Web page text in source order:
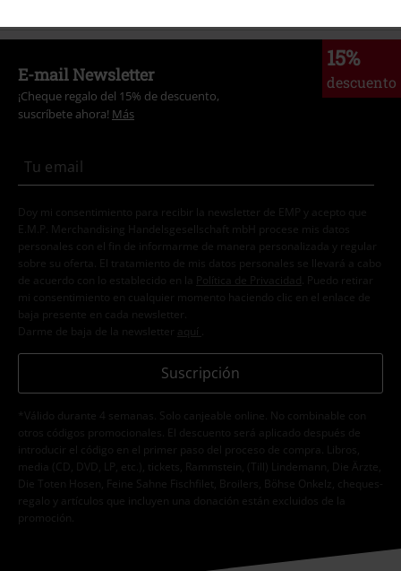
15%
descuento
E-mail Newsletter
¡Cheque regalo del 15% de descuento,
suscríbete ahora! Más
Doy mi consentimiento para recibir la newsletter de EMP y acepto que
E.M.P. Merchandising Handelsgesellschaft mbH procese mis datos
personales con el fin de informarme de manera personalizada y regular
sobre su oferta. El tratamiento de mis datos personales se llevará a cabo
de acuerdo con lo establecido en la
Política de Privacidad . Puedo retirar
mi consentimiento en cualquier momento haciendo clic en el enlace de
baja presente en cada newsletter.
Darme de baja de la newsletter
aquí
Suscripción
*Válido durante 4 semanas. Solo canjeable online. No combinable con
otros códigos promocionales. El descuento será aplicado después de
introducir el código en el primer paso del proceso de compra. Libros,
media (CD, DVD, LP, etc.), tickets, Rammstein, (Till) Lindemann, Die Ärzte,
Die Toten Hosen, Feine Sahne Fischfilet, Broilers, Böhse Onkelz, cheques-
regalo y artículos que incluyen una donación están excluidos de la
promoción.